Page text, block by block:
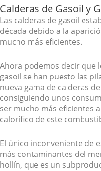
Calderas de Gasoil y
Las calderas de gasoil
década debido a la
mucho más eficientes.
Ahora podemos decir que
gasoil se han puesto las
nueva gama de calderas
consiguiendo unos
ser mucho más eficientes
calorífico de este
El único inconveniente de
más contaminantes del
hollín, que es un